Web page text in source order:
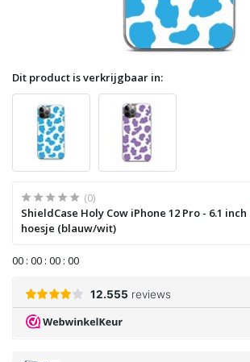
Dit product is verkrijgbaar in:
(0)
ShieldCase Holy Cow iPhone 12 Pro - 6.1 inch
hoesje (blauw/wit)
00 : 00 : 00 : 00